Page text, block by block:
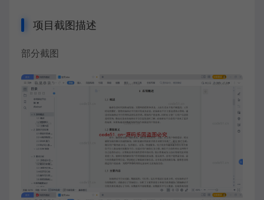
项目截图描述
部分截图